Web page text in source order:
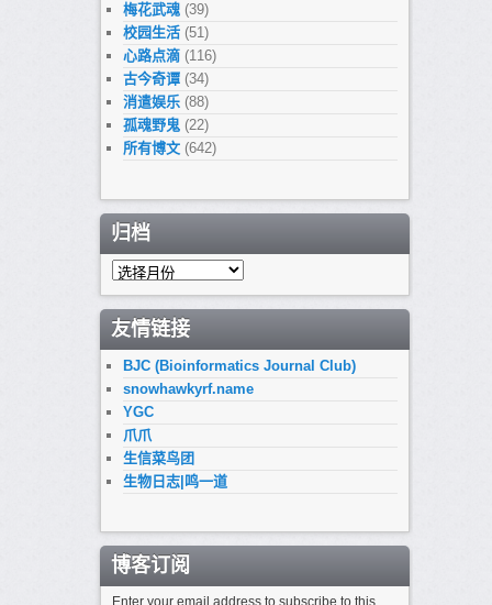
梅花武魂(39)
校园生活(51)
心路点滴(116)
古今奇谭(34)
消遣娱乐(88)
孤魂野鬼(22)
所有博文(642)
归档
归
友情链接
BJC (Bioinformatics Journal Club)
snowhawkyrf.name
YGC
爪爪
生信菜鸟团
生物日志|鸣一道
博客订阅